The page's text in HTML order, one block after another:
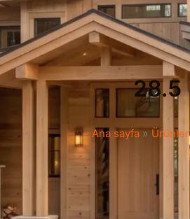
28.5
Ana sayfa Ürünler